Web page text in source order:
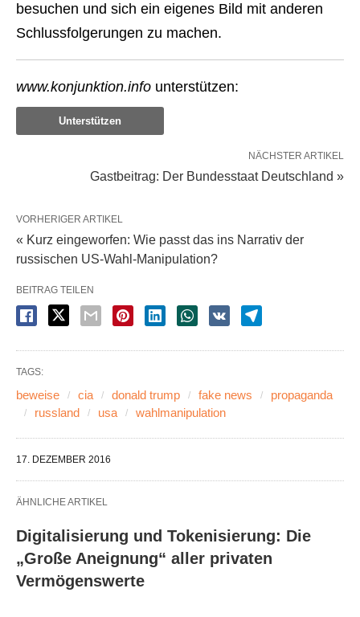
besuchen und sich ein eigenes Bild mit anderen
Schlussfolgerungen zu machen.
www.konjunktion.info unterstützen:
Unterstützen
NÄCHSTER ARTIKEL
Gastbeitrag: Der Bundesstaat Deutschland »
VORHERIGER ARTIKEL
« Kurz eingeworfen: Wie passt das ins Narrativ der
russischen US-Wahl-Manipulation?
BEITRAG TEILEN
TAGS:
beweise cia donald trump fake news
propaganda
russland
usa wahlmanipulation
17. DEZEMBER 2016
ÄHNLICHE ARTIKEL
Digitalisierung und Tokenisierung: Die
„Große Aneignung“ aller privaten
Vermögenswerte